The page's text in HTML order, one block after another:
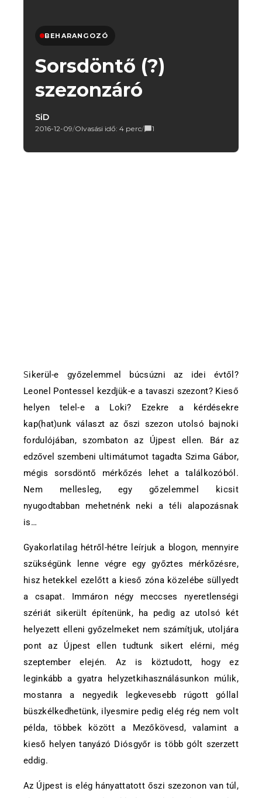
BEHARANGOZÓ
Sorsdöntő (?)
szezonzáró
SiD
2016-12-09/Olvasási idő: 4 perc/ 1
Sikerül-e győzelemmel búcsúzni az idei évtől?
Leonel Pontessel kezdjük-e a tavaszi szezont? Kieső
helyen telel-e a Loki? Ezekre a kérdésekre
kap(hat)unk választ az őszi szezon utolsó bajnoki
fordulójában, szombaton az Újpest ellen. Bár az
edzővel szembeni ultimátumot tagadta Szima Gábor,
mégis sorsdöntő mérkőzés lehet a találkozóból.
Nem mellesleg, egy gőzelemmel kicsit
nyugodtabban mehetnénk neki a téli alapozásnak
is…
Gyakorlatilag hétről-hétre leírjuk a blogon, mennyire
szükségünk lenne végre egy győztes mérkőzésre,
hisz hetekkel ezelőtt a kieső zóna közelébe süllyedt
a csapat. Immáron négy meccses nyeretlenségi
szériát sikerült építenünk, ha pedig az utolsó két
helyezett elleni győzelmeket nem számítjuk, utoljára
pont az Újpest ellen tudtunk sikert elérni, még
szeptember elején. Az is köztudott, hogy ez
leginkább a gyatra helyzetkihasználásunkon múlik,
mostanra a negyedik legkevesebb rúgott góllal
büszkélkedhetünk, ilyesmire pedig elég rég nem volt
példa, többek között a Mezőkövesd, valamint a
kieső helyen tanyázó Diósgyőr is több gólt szerzett
eddig.
Az Újpest is elég hányattatott őszi szezonon van túl,